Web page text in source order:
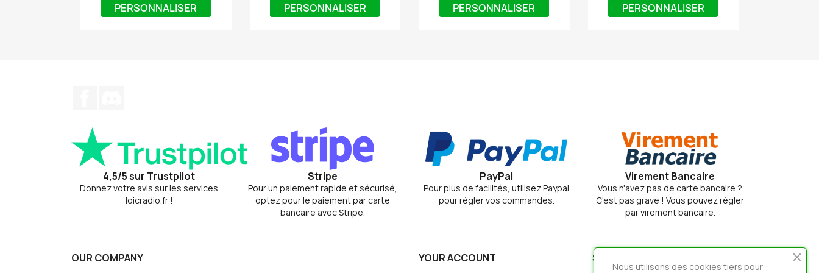
PERSONNALISER
PERSONNALISER
PERSONNALISER
PERSONNALISER
4,5/5 sur Trustpilot
Donnez votre avis sur les services
loicradio.fr !
Stripe
Pour un paiement rapide et sécurisé,
optez pour le paiement par carte
bancaire avec Stripe.
PayPal
Pour plus de facilités, utilisez Paypal
pour régler vos commandes.
Virement Bancaire
Vous n'avez pas de carte bancaire ?
C'est pas grave ! Vous pouvez régler
par virement bancaire.
OUR COMPANY YOUR ACCOUNT STORE INFORMATION
Nous utilisons des cookies tiers pour